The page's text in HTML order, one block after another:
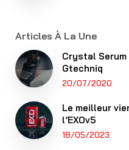
Articles À La Une
Crystal
Gtechniq
20/07/2020
Le meilleur
l’EXOv5
18/05/2023